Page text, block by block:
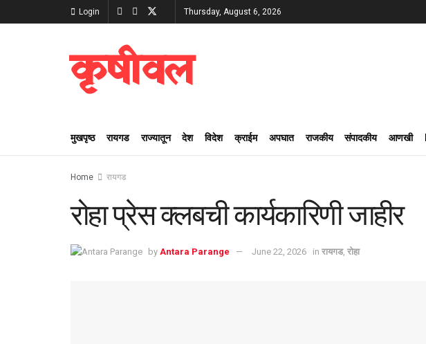
Login Thursday, August 6, 2026
कृषीवल
मुखपृष्ठ रायगड राज्यातून देश विदेश क्राईम अपघात राजकीय संपादकीय आणखी
Home रायगड
रोहा प्रेस क्लबची कार्यकारिणी जाहीर
by Antara Parange June 22, 2026 in रायगड, रोहा